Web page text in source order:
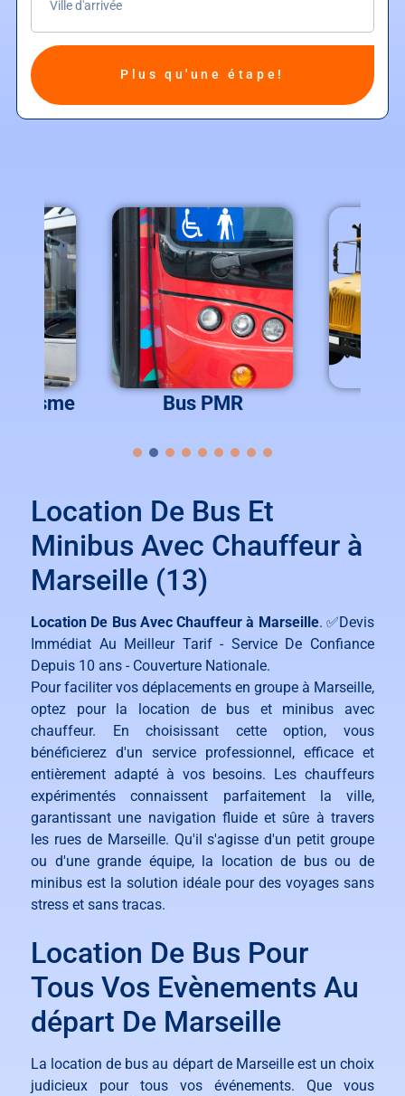
Plus qu'une étape!
Bus PMR
Location De Bus Et
Minibus Avec Chauffeur à
Marseille (13)
Location De Bus Avec Chauffeur à Marseille. ✅Devis
Immédiat Au Meilleur Tarif - Service De Confiance
Depuis 10 ans - Couverture Nationale.
Pour faciliter vos déplacements en groupe à Marseille,
optez pour la location de bus et minibus avec
chauffeur. En choisissant cette option, vous
bénéficierez d'un service professionnel, efficace et
entièrement adapté à vos besoins. Les chauffeurs
expérimentés connaissent parfaitement la ville,
garantissant une navigation fluide et sûre à travers
les rues de Marseille. Qu'il s'agisse d'un petit groupe
ou d'une grande équipe, la location de bus ou de
minibus est la solution idéale pour des voyages sans
stress et sans tracas.
Location De Bus Pour
Tous Vos Evènements Au
départ De Marseille
La location de bus au départ de Marseille est un choix
judicieux pour tous vos événements. Que vous